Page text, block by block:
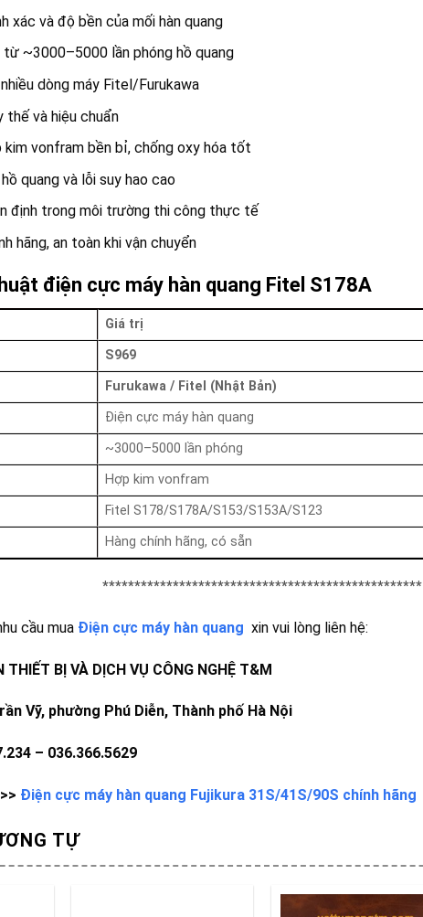
xác và độ bền của mối hàn quang
~3000–5000 lần phóng hồ quang
dòng máy Fitel/Furukawa
thế và hiệu chuẩn
kim vonfram bền bỉ, chống oxy hóa tốt
quang và lỗi suy hao cao
định trong môi trường thi công thực tế
hãng, an toàn khi vận chuyển
điện cực máy hàn quang Fitel S178A
Giá trị
S969
Furukawa / Fitel (Nhật Bản)
Điện cực máy hàn quang
~3000–5000 lần phóng
Hợp kim vonfram
Fitel S178/S178A/S153/S153A/S123
Hàng chính hãng, có sẵn
**************************************************
cầu mua Điện cực máy hàn quang xin vui lòng liên hệ:
THIẾT BỊ VÀ DỊCH VỤ CÔNG NGHỆ T&M
Vỹ, phường Phú Diễn, Thành phố Hà Nội
– 036.366.5629
Điện cực máy hàn quang Fujikura 31S/41S/90S chính hãng
TỰ